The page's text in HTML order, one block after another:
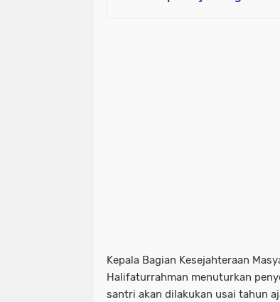
Kepala Bagian Kesejahteraan
Halifaturrahman menuturkan
santri akan dilakukan usai tahun